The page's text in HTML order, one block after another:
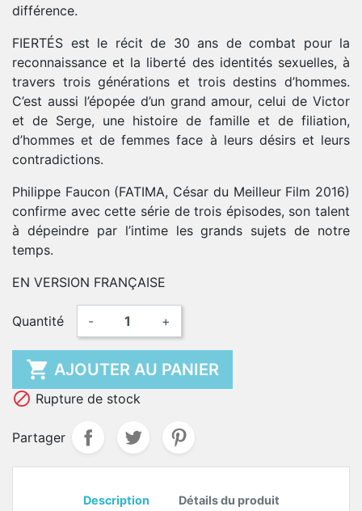
différence.
FIERTÉS est le récit de 30 ans de combat pour la
reconnaissance et la liberté des identités sexuelles, à
travers trois générations et trois destins d’hommes.
C’est aussi l’épopée d’un grand amour, celui de Victor
et de Serge, une histoire de famille et de filiation,
d’hommes et de femmes face à leurs désirs et leurs
contradictions.
Philippe Faucon (FATIMA, César du Meilleur Film 2016)
confirme avec cette série de trois épisodes, son talent
à dépeindre par l’intime les grands sujets de notre
temps.
EN VERSION FRANÇAISE
Quantité - +
 AJOUTER AU PANIER
 Rupture de stock
Partager
Description Détails du produit